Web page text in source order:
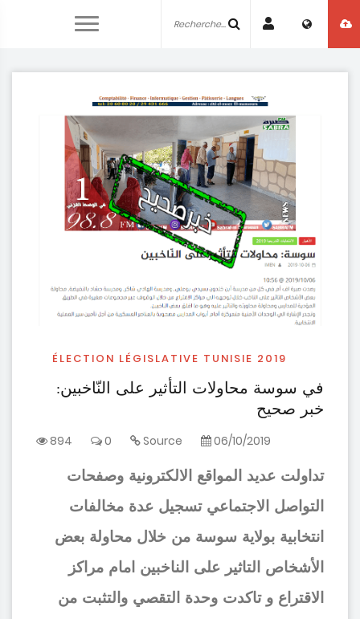
ÉLECTION LÉGISLATIVE TUNISIE 2019
في سوسة محاولات التأثير على النّاخبين:
خبر صحيح
894 0 Source 06/10/2019
تداولت عديد المواقع الالكترونية وصفحات
التواصل الاجتماعي تسجيل عدة مخالفات
انتخابية بولاية سوسة من خلال محاولة بعض
الأشخاص التاثير على الناخبين امام مراكز
الاقتراع و تاكدت وحدة التقصي والتثبت من